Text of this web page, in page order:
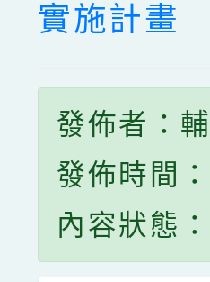
實施計畫
發佈者：
發佈時間
內容狀態